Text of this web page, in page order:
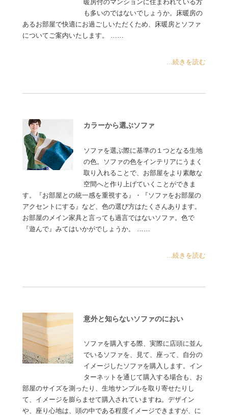
暖房付のマンションに住まわれている方
も多いのではないでしょうか。床暖房の
あるお部屋で快適にお過ごしいただくため、床暖房とソファ
についてご案内いたします。 ……
...続きを読む
カラーから選ぶソファ
ソファを選ぶ際に基準の１つとなる生地
の色。ソファの色をインテリアにうまく
取り入れることで、お部屋をより素敵な
空間へと作り上げていくことができま
す。『お部屋との統一感を重視する』・『ソファをお部屋の
アクセントにする』など、色の選び方はたくさんあります。
お部屋のメイン家具と言っても過言ではないソファ。色で
『遊んで』みてはいかがでしょうか。 ……
...続きを読む
意外と知らないソファのにおい
ソファを購入する際、実際に店頭に並ん
でいるソファを、見て、座って、自分の
イメージしたソファを購入します。イン
ターネットを通じて購入する場合も、お
部屋のサイズを測ったり、生地サンプルを取り寄せたりし
て、イメージを膨らませて購入されていますね。デザイン
や、座り心地は、頭の中である程度イメージできますが、に